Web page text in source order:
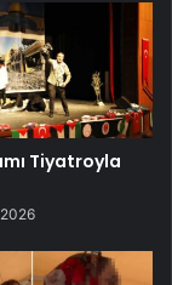
Tiyatroyla